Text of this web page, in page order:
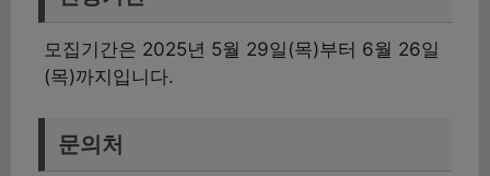
모집기간은 2025년 5월 29일(목)부터 6월 26일
(목)까지입니다.
문의처